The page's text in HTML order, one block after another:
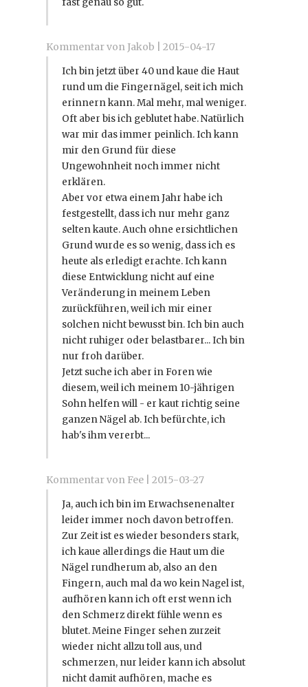
fast genau so gut.
Kommentar von Jakob |2015-04-17
Ich bin jetzt über 40 und kaue die Haut
rund um die Fingernägel, seit ich mich
erinnern kann. Mal mehr, mal weniger.
Oft aber bis ich geblutet habe. Natürlich
war mir das immer peinlich. Ich kann
mir den Grund für diese
Ungewohnheit noch immer nicht
erklären.
Aber vor etwa einem Jahr habe ich
festgestellt, dass ich nur mehr ganz
selten kaute. Auch ohne ersichtlichen
Grund wurde es so wenig, dass ich es
heute als erledigt erachte. Ich kann
diese Entwicklung nicht auf eine
Veränderung in meinem Leben
zurückführen, weil ich mir einer
solchen nicht bewusst bin. Ich bin auch
nicht ruhiger oder belastbarer... Ich bin
nur froh darüber.
Jetzt suche ich aber in Foren wie
diesem, weil ich meinem 10-jährigen
Sohn helfen will - er kaut richtig seine
ganzen Nägel ab. Ich befürchte, ich
hab's ihm vererbt...
Kommentar von Fee |2015-03-27
Ja, auch ich bin im Erwachsenenalter
leider immer noch davon betroffen.
Zur Zeit ist es wieder besonders stark,
ich kaue allerdings die Haut um die
Nägel rundherum ab, also an den
Fingern, auch mal da wo kein Nagel ist,
aufhören kann ich oft erst wenn ich
den Schmerz direkt fühle wenn es
blutet. Meine Finger sehen zurzeit
wieder nicht allzu toll aus, und
schmerzen, nur leider kann ich absolut
nicht damit aufhören, mache es